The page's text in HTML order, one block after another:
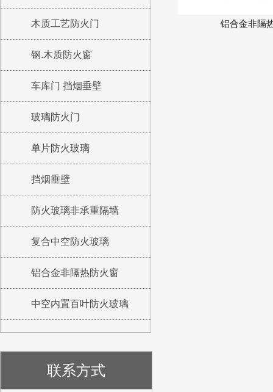
木质工艺防火门
钢.木质防火窗
车库门 挡烟垂壁
玻璃防火门
单片防火玻璃
挡烟垂壁
防火玻璃非承重隔墙
复合中空防火玻璃
铝合金非隔热防火窗
中空内置百叶防火玻璃
联系方式
铝合金非隔